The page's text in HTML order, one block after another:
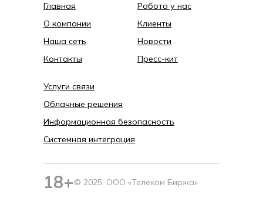
Главная
О компании
Наша сеть
Контакты
Работа у нас
Клиенты
Новости
Пресс-кит
18+© 2025. ООО «Телеком Биржа»
Услуги связи
Облачные решения
Информационная безопасность
Системная интеграция